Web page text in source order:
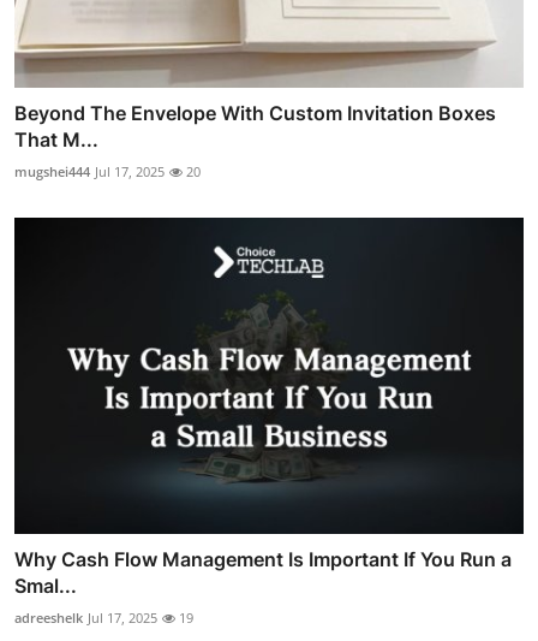
Beyond The Envelope With Custom Invitation Boxes
That M...
mugshei444 Jul 17, 2025 20
Why Cash Flow Management Is Important If You Run a
Smal...
adreeshelk Jul 17, 2025 19